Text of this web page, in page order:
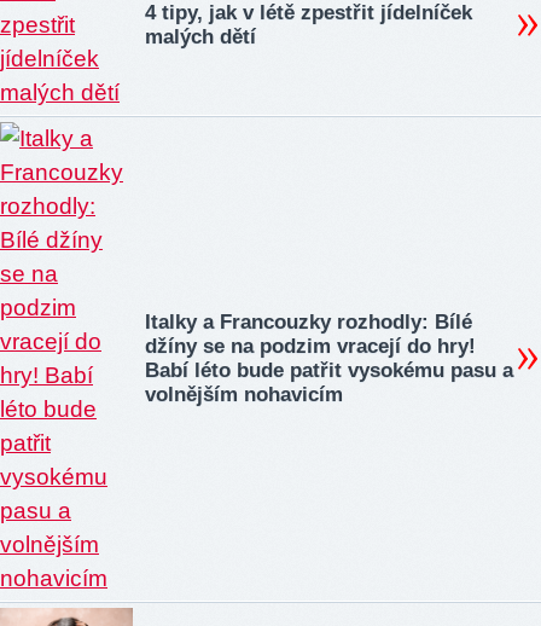
4 tipy, jak v létě zpestřit jídelníček
malých dětí
Italky a Francouzky rozhodly: Bílé
džíny se na podzim vracejí do hry!
Babí léto bude patřit vysokému pasu a
volnějším nohavicím